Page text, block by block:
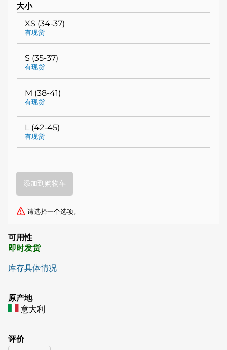
大小
XS (34-37)
有现货
S (35-37)
有现货
M (38-41)
有现货
L (42-45)
有现货
请选择一个选项。
可用性
即时发货
库存具体情况
原产地
意大利
评价